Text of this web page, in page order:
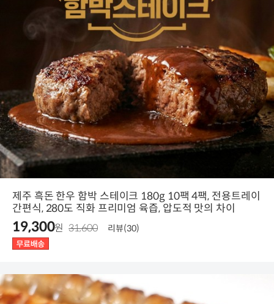
제주 흑돈 한우 함박 스테이크 180g 10팩 4팩, 전용트레이
간편식, 280도 직화 프리미엄 육즙, 압도적 맛의 차이
19,300원 31,600 리뷰(30)